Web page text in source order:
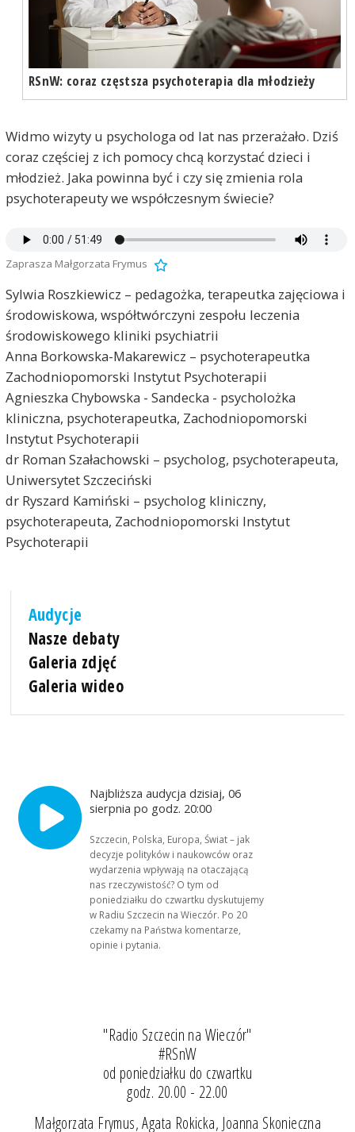
RSnW: coraz częstsza psychoterapia dla młodzieży
Widmo wizyty u psychologa od lat nas przerażało. Dziś
coraz częściej z ich pomocy chcą korzystać dzieci i
młodzież. Jaka powinna być i czy się zmienia rola
psychoterapeuty we współczesnym świecie?
Zaprasza Małgorzata Frymus
Sylwia Roszkiewicz – pedagożka, terapeutka zajęciowa i
środowiskowa, współtwórczyni zespołu leczenia
środowiskowego kliniki psychiatrii
Anna Borkowska-Makarewicz – psychoterapeutka
Zachodniopomorski Instytut Psychoterapii
Agnieszka Chybowska - Sandecka - psycholożka
kliniczna, psychoterapeutka, Zachodniopomorski
Instytut Psychoterapii
dr Roman Szałachowski – psycholog, psychoterapeuta,
Uniwersytet Szczeciński
dr Ryszard Kamiński – psycholog kliniczny,
psychoterapeuta, Zachodniopomorski Instytut
Psychoterapii
Audycje
Nasze debaty
Galeria zdjęć
Galeria wideo
Najbliższa audycja dzisiaj, 06
sierpnia po godz. 20:00
Szczecin, Polska, Europa, Świat – jak
decyzje polityków i naukowców oraz
wydarzenia wpływają na otaczającą
nas rzeczywistość? O tym od
poniedziałku do czwartku dyskutujemy
w Radiu Szczecin na Wieczór. Po 20
czekamy na Państwa komentarze,
opinie i pytania.
"Radio Szczecin na Wieczór"
#RSnW
od poniedziałku do czwartku
godz. 20.00 - 22.00
Małgorzata Frymus, Agata Rokicka, Joanna Skonieczna